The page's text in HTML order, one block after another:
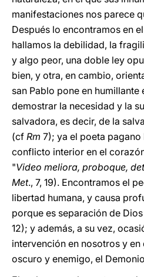
manifestaciones nos parece
Después lo encontramos en
hallamos la debilidad, la
y algo peor, una doble ley
bien, y otra, en cambio,
san Pablo pone en humillante
demostrar la necesidad y la
salvadora, es decir, de la
(cf Rm 7); ya el poeta
conflicto interior en el
"Video meliora, proboque,
Met., 7, 19). Encontramos el
libertad humana, y causa
porque es separación de
12); y además, a su vez,
intervención en nosotros y
oscuro y enemigo, el